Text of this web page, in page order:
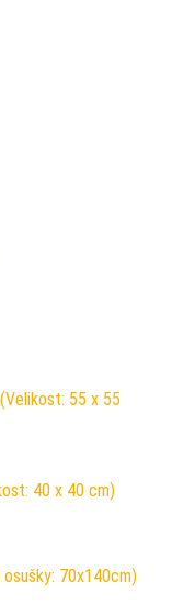
55 x 55
40 x 40 cm)
70x140cm)